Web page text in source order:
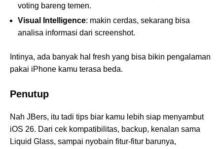
voting bareng temen.
Visual Intelligence: makin cerdas, sekarang bisa
analisa informasi dari screenshot.
Intinya, ada banyak hal fresh yang bisa bikin pengalaman
pakai iPhone kamu terasa beda.
Penutup
Nah JBers, itu tadi tips biar kamu lebih siap menyambut
iOS 26. Dari cek kompatibilitas, backup, kenalan sama
Liquid Glass, sampai nyobain fitur-fitur barunya,